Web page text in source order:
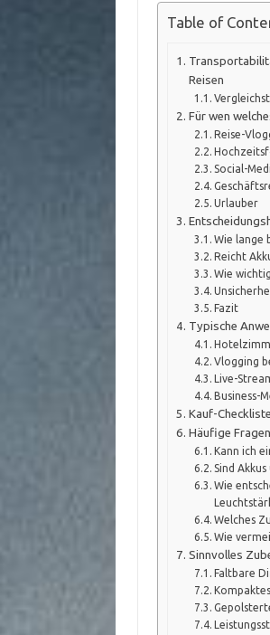
Table of
Reisen
Für wen
Reise-
Social-
Urlauber
Wie lange
Reicht
Wie
Fazit
Typische
Vlogging
Live-
Business-
Kauf-
Häufige
Kann ich
Sind
Wie
Welches
Wie
Sinnvolles
Faltbare